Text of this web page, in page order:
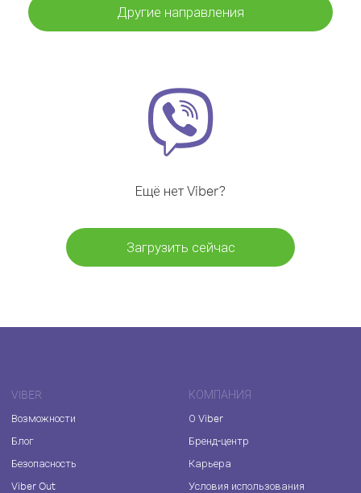
Другие направления
Ещё нет Viber?
Загрузить сейчас
VIBER
Возможности
Блог
Безопасность
Viber Out
КОМПАНИЯ
О Viber
Бренд-центр
Карьера
Условия использования